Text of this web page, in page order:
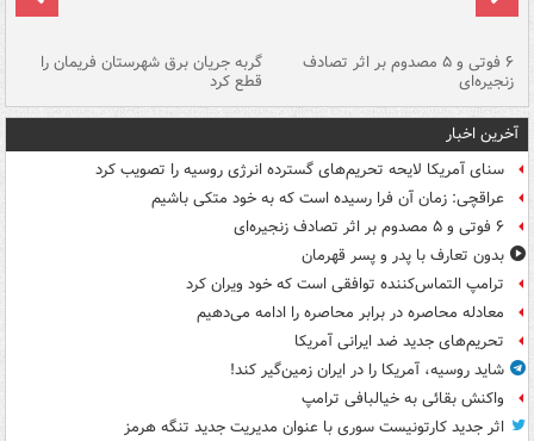
۶ فوتی و ۵ مصدوم بر اثر تصادف
زنجیره‌ای
گربه جریان برق شهرستان فریمان را
قطع کرد
آخرین اخبار
سنای آمریکا لایحه تحریم‌های گسترده انرژی روسیه را تصویب کرد
عراقچی: زمان آن فرا رسیده است که به خود متکی باشیم
۶ فوتی و ۵ مصدوم بر اثر تصادف زنجیره‌ای
بدون تعارف با پدر و پسر قهرمان
ترامپ التماس‌کننده توافقی است که خود ویران کرد
معادله محاصره در برابر محاصره را ادامه می‌دهیم
تحریم‌های جدید ضد ایرانی آمریکا
شاید روسیه، آمریکا را در ایران زمین‌گیر کند!
واکنش بقائی به خیالبافی ترامپ
اثر جدید کارتونیست سوری با عنوان مدیریت جدید تنگه هرمز